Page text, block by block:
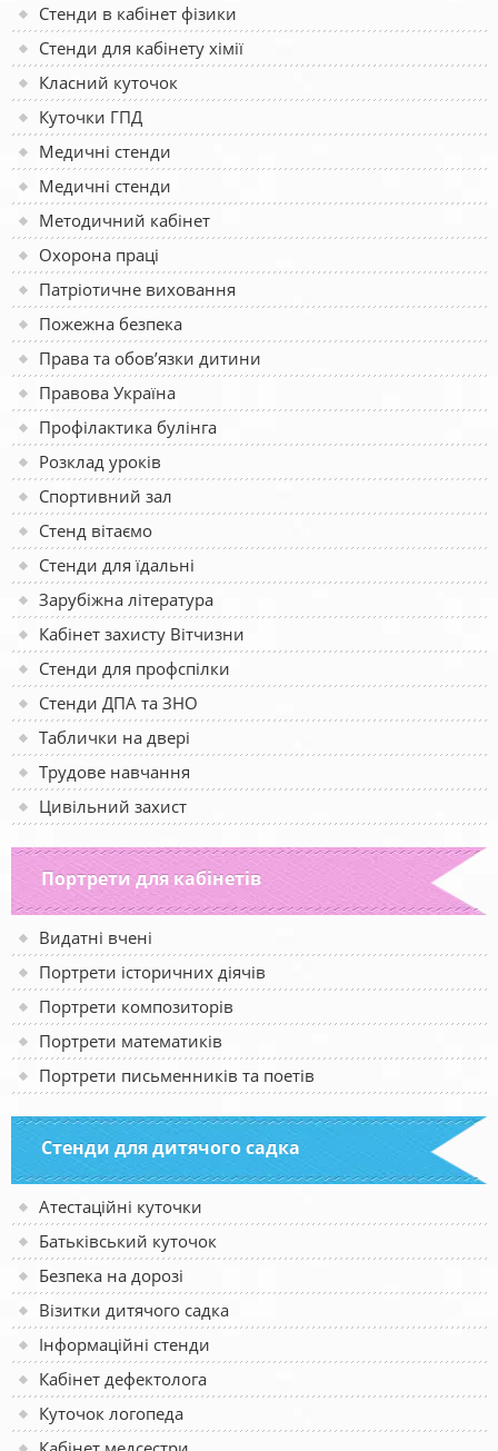
Стенди в кабінет фізики
Стенди для кабінету хімії
Класний куточок
Куточки ГПД
Медичні стенди
Медичні стенди
Методичний кабінет
Охорона праці
Патріотичне виховання
Пожежна безпека
Права та обов’язки дитини
Правова Україна
Профілактика булінга
Розклад уроків
Спортивний зал
Стенд вітаємо
Стенди для їдальні
Зарубіжна література
Кабінет захисту Вітчизни
Стенди для профспілки
Стенди ДПА та ЗНО
Таблички на двері
Трудове навчання
Цивільний захист
Портрети для кабінетів
Видатні вчені
Портрети історичних діячів
Портрети композиторів
Портрети математиків
Портрети письменників та поетів
Стенди для дитячого садка
Атестаційні куточки
Батьківський куточок
Безпека на дорозі
Візитки дитячого садка
Інформаційні стенди
Кабінет дефектолога
Куточок логопеда